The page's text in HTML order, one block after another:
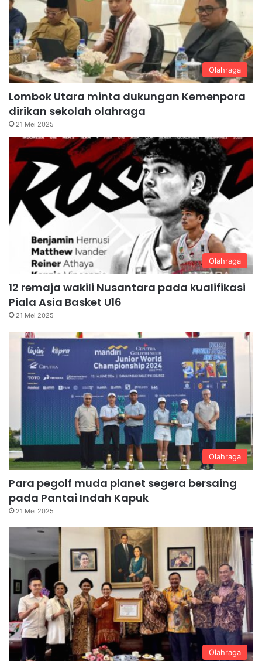
Olahraga
Lombok Utara minta dukungan Kemenpora
dirikan sekolah olahraga
21 Mei 2025
Olahraga
12 remaja wakili Nusantara pada kualifikasi
Piala Asia Basket U16
21 Mei 2025
Olahraga
Para pegolf muda planet segera bersaing
pada Pantai Indah Kapuk
21 Mei 2025
Olahraga